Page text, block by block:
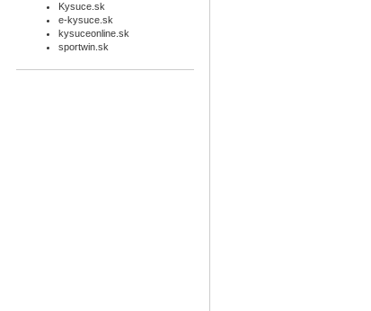
Kysuce.sk
e-kysuce.sk
kysuceonline.sk
sportwin.sk